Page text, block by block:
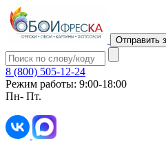
Отправить
8 (800) 505-12-24
Режим работы: 9:00-18:00
Пн- Пт.